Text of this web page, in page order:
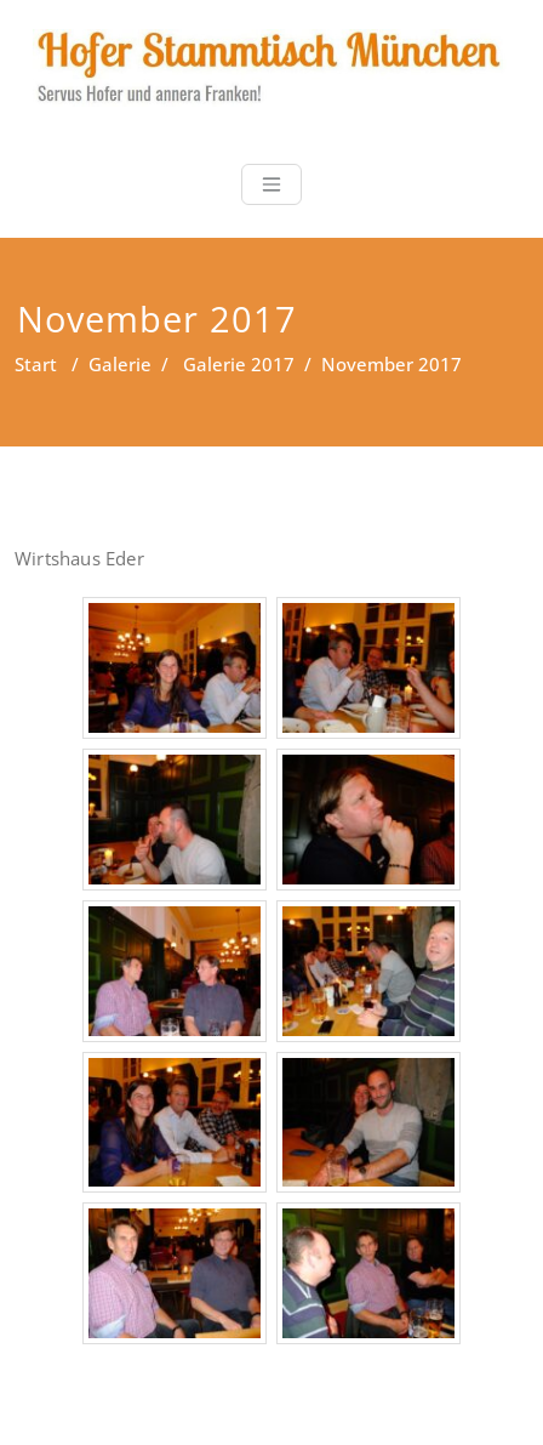
Inhalt
springen
Hofer
November 2017
Start / Galerie / Galerie 2017 / November 2017
Wirtshaus Eder